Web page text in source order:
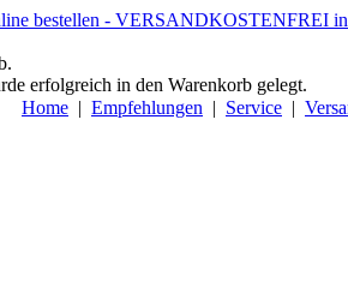
erfolgreich in den Warenkorb gelegt.
Home | Empfehlungen | Service |